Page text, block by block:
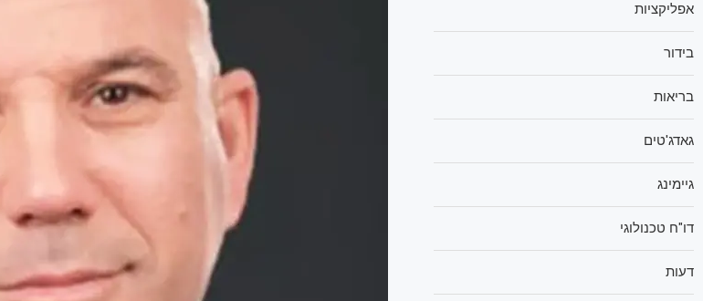
אפליקציות
בידור
בריאות
גאדג'טים
גיימינג
דו"ח טכנולוגי
דעות